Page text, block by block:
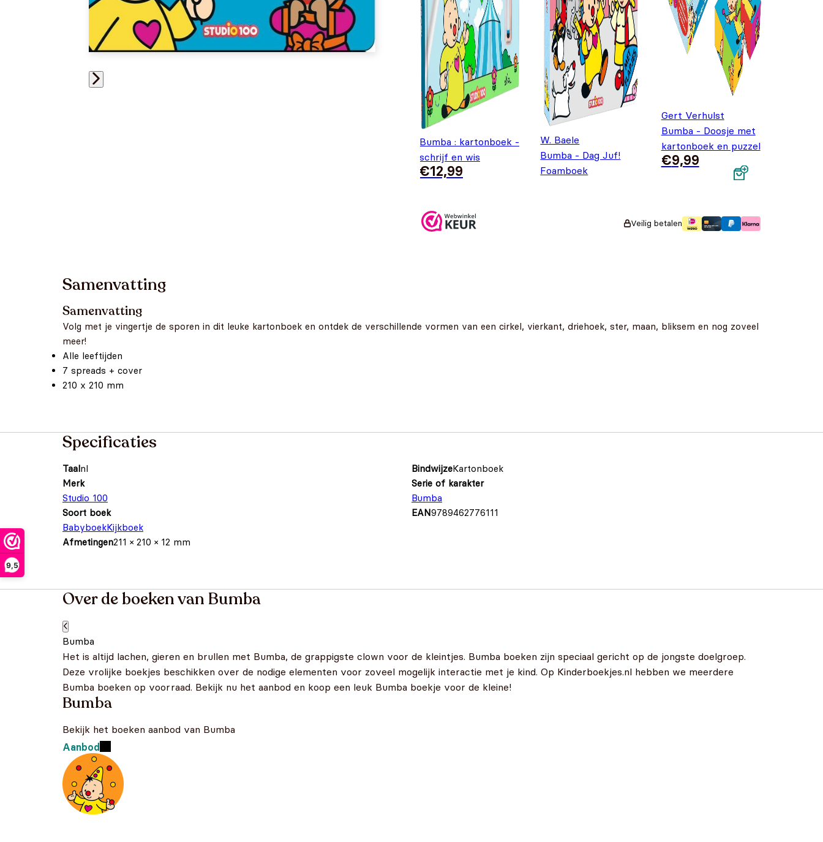
9,5
Bumba : kartonboek -
schrijf en wis
€12,99
W. Baele
Bumba - Dag Juf!
Foamboek
Gert Verhulst
Bumba - Doosje met
kartonboek en puzzel
€9,99
Veilig betalen
Samenvatting
Samenvatting
Volg met je vingertje de sporen in dit leuke kartonboek en ontdek de verschillende vormen van een cirkel, vierkant, driehoek, ster, maan, bliksem en nog zoveel
meer!
Alle leeftijden
7 spreads + cover
210 x 210 mm
Specificaties
Taalnl BindwijzeKartonboek
Merk
Studio 100
Serie of karakter
Bumba
Soort boek
BabyboekKijkboek
EAN9789462776111
Afmetingen211 × 210 × 12 mm
Over de boeken van Bumba
Bumba
Het is altijd lachen, gieren en brullen met Bumba, de grappigste clown voor de kleintjes. Bumba boeken zijn speciaal gericht op de jongste doelgroep.
Deze vrolijke boekjes beschikken over de nodige elementen voor zoveel mogelijk interactie met je kind. Op Kinderboekjes.nl hebben we meerdere
Bumba boeken op voorraad. Bekijk nu het aanbod en koop een leuk Bumba boekje voor de kleine!
Bumba
Bekijk het boeken aanbod van Bumba
Aanbod